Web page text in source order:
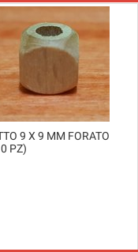
9 X 9 MM FORATO
PZ)